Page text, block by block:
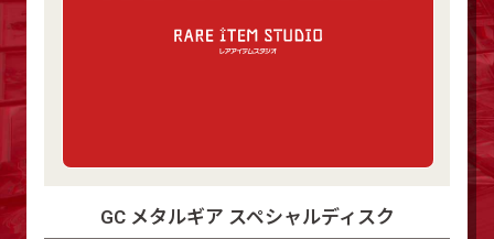
GC メタルギア スペシャルディスク